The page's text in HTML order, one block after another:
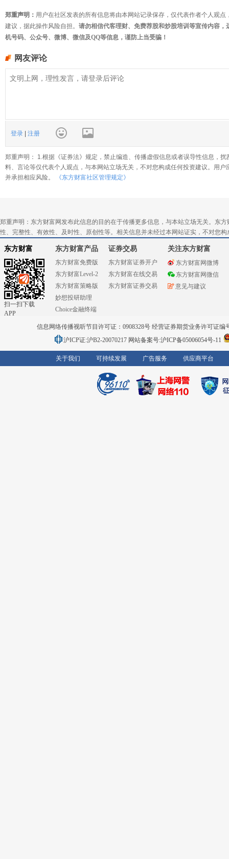
郑重声明： 用户在社区发表的所有信息将由本网站记录保存，仅代表作者个人观
建议，据此操作风险自担。 请勿相信代客理财、免费荐股和炒股培训等宣传内容
机号码、公众号、微博、微信及QQ等信息，谨防上当受骗！
网友评论
登录 注册
郑重声明： 1.根据《证券法》规定，禁止编造、传播虚假信息或者误导性信息，
料、言论等仅代表个人观点，与本网站立场无关，不对您构成任何投资建议。用
并承担相应风险。
《东方财富社区管理规定》
郑重声明：东方财富网发布此信息的目的在于传播更多信息，与本站立场无关。东
性、完整性、有效性、及时性、原创性等。相关信息并未经过本网站证实，不对您
东方财富
扫一扫下载
APP
东方财富产品
东方财富免费版
东方财富Level-2
东方财富策略版
妙想投研助理
Choice金融终端
证券交易
东方财富证券开户
东方财富在线交易
东方财富证券交易
关注东方财富
东方财富网微博
东方财富网微信
意见与建议
信息网络传播视听节目许可证：0908328号 经营证券期货业务许可证编
沪ICP证:沪B2-20070217 网站备案号:沪ICP备05006054号-11
关于我们 可持续发展 广告服务 供应商平台